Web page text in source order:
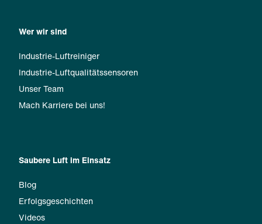
Wer wir sind
Industrie-Luftreiniger
Industrie-Luftqualitätssensoren
Unser Team
Mach Karriere bei uns!
Saubere Luft im Einsatz
Blog
Erfolgsgeschichten
Videos